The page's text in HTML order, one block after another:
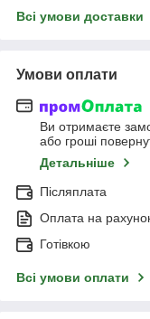
Всі умови доставки
Умови оплати
Ви отримаєте
або гроші
Детальніше
Післяплата
Оплата на
Готівкою
Всі умови оплати